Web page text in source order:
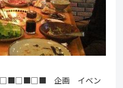
企画 イベン